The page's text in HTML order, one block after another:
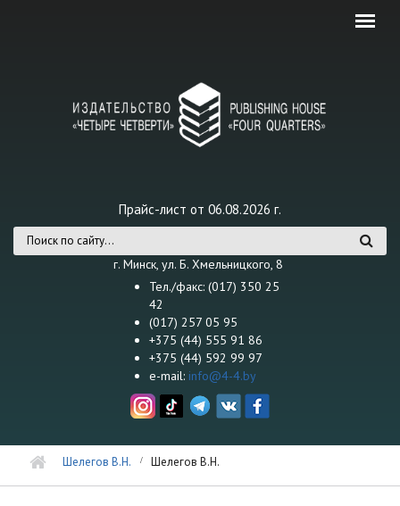
Прайс-лист от 06.08.2026 г.
Форма поискаг. Минск, ул. Б. Хмельницкого, 8
Тел./факс: (017) 350 25
42
(017) 257 05 95
+375 (44) 555 91 86
+375 (44) 592 99 97
e-mail: info@4-4.by
Шелегов В.Н. Шелегов В.Н.